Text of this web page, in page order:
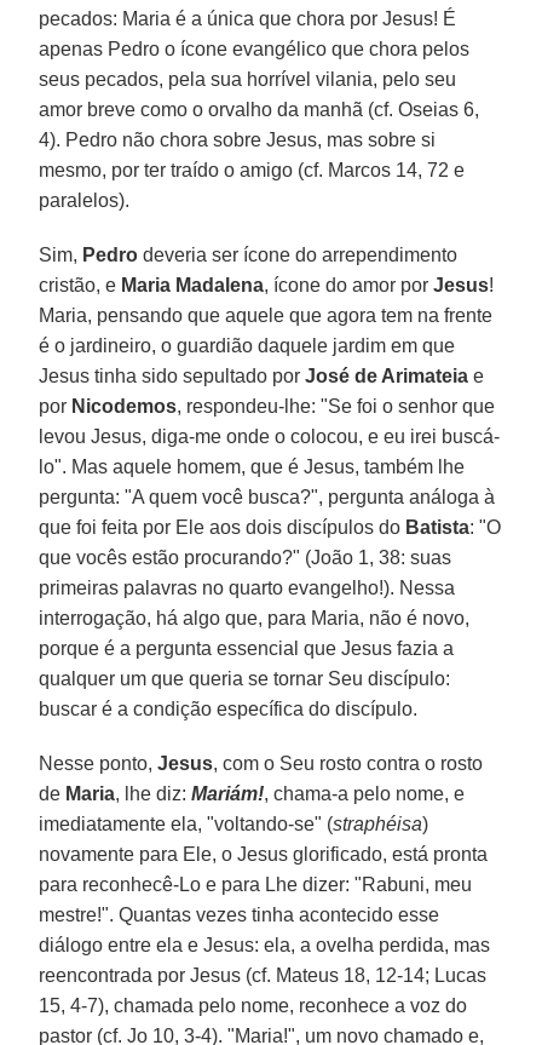
pecados: Maria é a única que chora por Jesus! É
apenas Pedro o ícone evangélico que chora pelos
seus pecados, pela sua horrível vilania, pelo seu
amor breve como o orvalho da manhã (cf. Oseias 6,
4). Pedro não chora sobre Jesus, mas sobre si
mesmo, por ter traído o amigo (cf. Marcos 14, 72 e
paralelos).
Sim, Pedro deveria ser ícone do arrependimento
cristão, e Maria Madalena, ícone do amor porJesus!
Maria, pensando que aquele que agora tem na frente
é o jardineiro, o guardião daquele jardim em que
Jesus tinha sido sepultado porJosé de Arimateia e
por Nicodemos, respondeu-lhe: "Se foi o senhor que
levou Jesus, diga-me onde o colocou, e eu irei buscá-
lo". Mas aquele homem, que é Jesus, também lhe
pergunta: "A quem você busca?", pergunta análoga à
que foi feita por Ele aos dois discípulos do Batista: "O
que vocês estão procurando?" (João 1, 38: suas
primeiras palavras no quarto evangelho!). Nessa
interrogação, há algo que, para Maria, não é novo,
porque é a pergunta essencial que Jesus fazia a
qualquer um que queria se tornar Seu discípulo:
buscar é a condição específica do discípulo.
Nesse ponto,Jesus, com o Seu rosto contra o rosto
de Maria, lhe diz:Mariám!, chama-a pelo nome, e
imediatamente ela, "voltando-se" (straphéisa)
novamente para Ele, o Jesus glorificado, está pronta
para reconhecê-Lo e para Lhe dizer: "Rabuni, meu
mestre!". Quantas vezes tinha acontecido esse
diálogo entre ela e Jesus: ela, a ovelha perdida, mas
reencontrada por Jesus (cf. Mateus 18, 12-14; Lucas
15, 4-7), chamada pelo nome, reconhece a voz do
pastor (cf. Jo 10, 3-4). "Maria!", um novo chamado e,